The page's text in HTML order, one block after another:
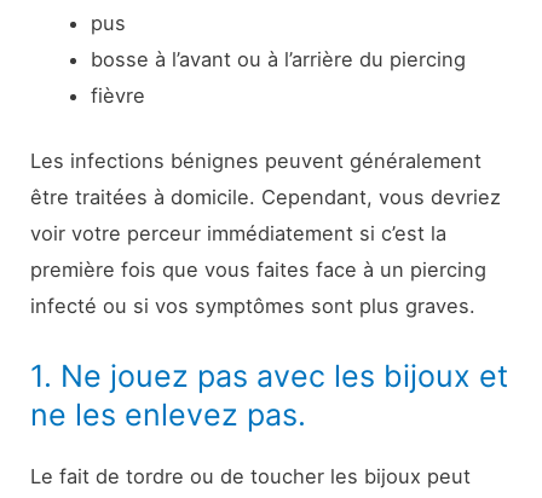
pus
bosse à l’avant ou à l’arrière du piercing
fièvre
Les infections bénignes peuvent généralement
être traitées à domicile. Cependant, vous devriez
voir votre perceur immédiatement si c’est la
première fois que vous faites face à un piercing
infecté ou si vos symptômes sont plus graves.
1. Ne jouez pas avec les bijoux et
ne les enlevez pas.
Le fait de tordre ou de toucher les bijoux peut